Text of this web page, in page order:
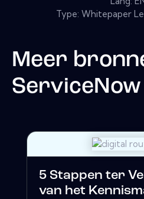
Type: Whitepaper
Meer
ServiceNow
5 Stappen ter
van het